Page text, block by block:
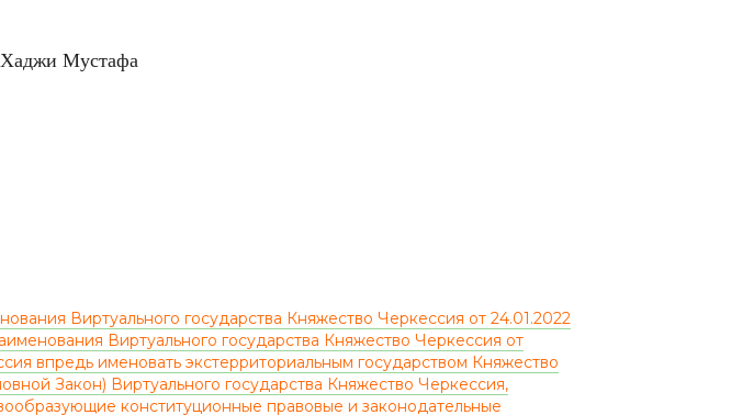
Мустафа
Виртуального государства Княжество Черкессия от 24.01.2022
Виртуального государства Княжество Черкессия от
впредь именовать экстерриториальным государством Княжество
Закон) Виртуального государства Княжество Черкессия,
конституционные правовые и законодательные